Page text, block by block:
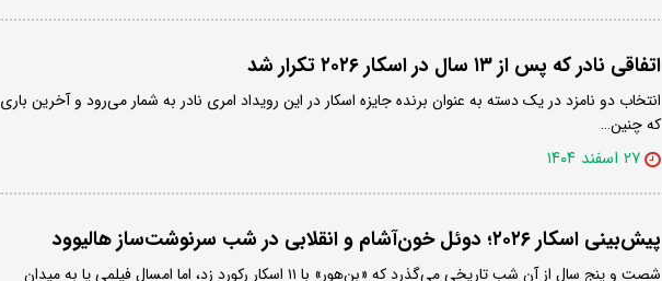
اتفاقی نادر که پس از ۱۳ سال در اسکار ۲۰۲۶ تکرار شد
انتخاب دو نامزد در یک دسته به عنوان برنده جایزه اسکار در این رویداد امری نادر به شمار می‌رود و آخرین باری
که چنین…
۲۷ اسفند ۱۴۰۴
پیش‌بینی اسکار ۲۰۲۶؛ دوئل خون‌آشام و انقلابی در شب سرنوشت‌ساز هالیوود
شصت و پنج سال از آن شب تاریخی می‌گذرد که «بن‌هور» با ۱۱ اسکار رکورد زد، اما امسال فیلمی پا به میدان